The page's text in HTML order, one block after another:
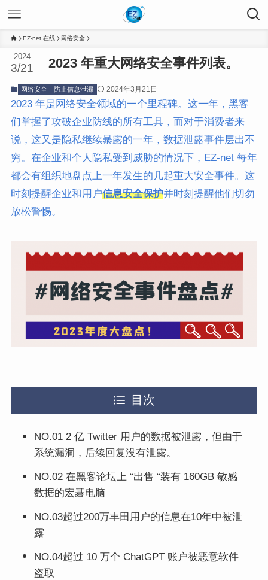
EZ-net 在线 网络安全
2023 年重大网络安全事件列表。
2024
3/21
网络安全 防止信息泄漏 2024年3月21日
2023 年是网络安全领域的一个里程碑。这一年，黑客
们掌握了攻破企业防线的所有工具，而对于消费者来
说，这又是隐私继续暴露的一年，数据泄露事件层出不
穷。在企业和个人隐私受到威胁的情况下，EZ-net 每年
都会有组织地盘点上一年发生的几起重大安全事件。这
时刻提醒企业和用户信息安全保护并时刻提醒他们切勿
放松警惕。
目次
NO.01 2 亿 Twitter 用户的数据被泄露，但由于
系统漏洞，后续回复没有泄露。
NO.02 在黑客论坛上 “出售 “装有 160GB 敏感
数据的宏碁电脑
NO.03超过200万丰田用户的信息在10年中被泄
露
NO.04超过 10 万个 ChatGPT 账户被恶意软件
盗取